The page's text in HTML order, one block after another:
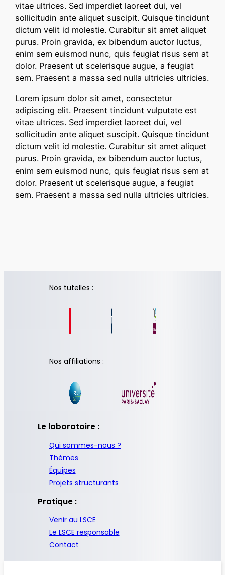
vitae ultrices. Sed imperdiet laoreet dui, vel
sollicitudin ante aliquet suscipit. Quisque tincidunt
dictum velit id molestie. Curabitur sit amet aliquet
purus. Proin gravida, ex bibendum auctor luctus,
enim sem euismod nunc, quis feugiat risus sem at
dolor. Praesent ut scelerisque augue, a feugiat
sem. Praesent a massa sed nulla ultricies ultricies.
Lorem ipsum dolor sit amet, consectetur
adipiscing elit. Praesent tincidunt vulputate est
vitae ultrices. Sed imperdiet laoreet dui, vel
sollicitudin ante aliquet suscipit. Quisque tincidunt
dictum velit id molestie. Curabitur sit amet aliquet
purus. Proin gravida, ex bibendum auctor luctus,
enim sem euismod nunc, quis feugiat risus sem at
dolor. Praesent ut scelerisque augue, a feugiat
sem. Praesent a massa sed nulla ultricies ultricies.
Nos tutelles :
Nos affiliations :
Le laboratoire :
Qui sommes-nous ?
Thèmes
Équipes
Projets structurants
Pratique :
Venir au LSCE
Le LSCE responsable
Contact